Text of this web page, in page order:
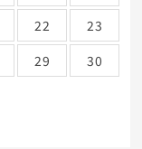
22
23
29
30